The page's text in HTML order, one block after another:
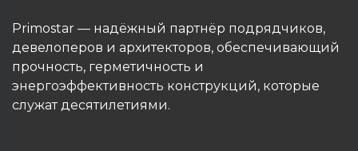
Primostar — надёжный партнёр подрядчиков,
девелоперов и архитекторов, обеспечивающий
прочность, герметичность и
энергоэффективность конструкций, которые
служат десятилетиями.